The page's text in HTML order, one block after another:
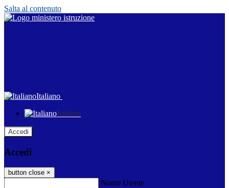
Salta al contenuto
Italiano
Italiano
Accedi
Accedi
button close ×
Nome Utente